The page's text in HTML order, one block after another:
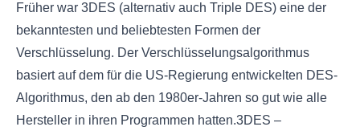
Früher war 3DES (alternativ auch Triple DES) eine der
bekanntesten und beliebtesten Formen der
Verschlüsselung. Der Verschlüsselungsalgorithmus
basiert auf dem für die US-Regierung entwickelten DES-
Algorithmus, den ab den 1980er-Jahren so gut wie alle
Hersteller in ihren Programmen hatten.3DES –